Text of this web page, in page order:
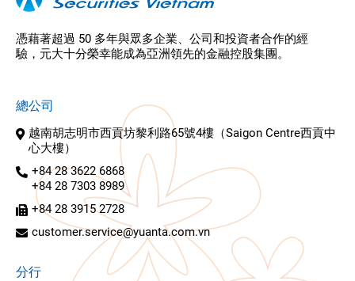
憑藉著超過 50 多年與眾多企業、公司和投資者合作的經
驗，元大十分榮幸能成為亞洲領先的金融控股集團。
總公司
越南胡志明市西貢坊黎利路65號4樓（Saigon Centre西貢中
心大樓）
+84 28 3622 6868
+84 28 7303 8989
+84 28 3915 2728
customer.service@yuanta.com.vn
分行